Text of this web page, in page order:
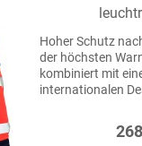
Hoher Schutz
der höchsten
kombiniert mit
internationalen
nur die INVICTUS